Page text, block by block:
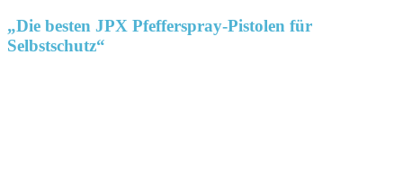
„Die besten JPX Pfefferspray-Pistolen für
Selbstschutz“